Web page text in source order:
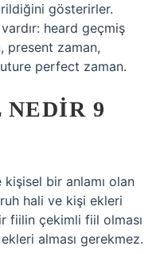
gösterirler.
heard geçmiş
present zaman,
perfect zaman.
9
bir anlamı olan
hali ve kişi ekleri
fiilin çekimli fiil olması
alması gerekmez.